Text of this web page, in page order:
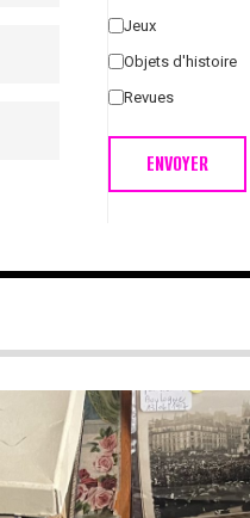
Jeux
Objets d'histoire
Revues
ENVOYER